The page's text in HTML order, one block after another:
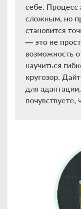
себе.
сложным, но
становится
— это не
возможность
научиться
кругозор.
для